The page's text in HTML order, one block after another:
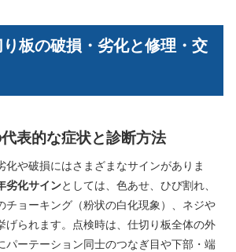
板の破損・劣化と修理・交
表的な症状と診断方法
化や破損にはさまざまなサインがありま
劣化サインとしては、色あせ、ひび割れ、
チョーキング（粉状の白化現象）、ネジや
げられます。点検時は、仕切り板全体の外
パーテーション同士のつなぎ目や下部・端